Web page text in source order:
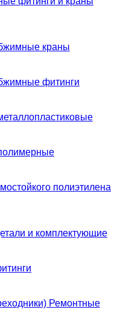
краны
фитинги
полиэтилена
и комплектующие
Ремонтные